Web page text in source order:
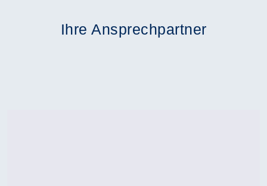
Ihre Ansprechpartner